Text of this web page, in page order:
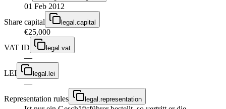
01 Feb 2012
Share capital
legal.capital
€25,000
VAT ID
legal.vat
—
LEI
legal.lei
—
Representation rules
legal.representation